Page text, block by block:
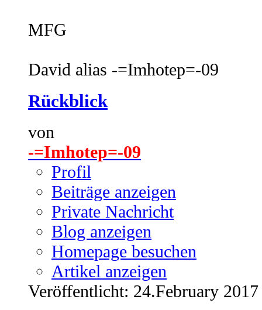
MFG
David alias -=Imhotep=-09
Rückblick
von
-=Imhotep=-09
Profil
Beiträge anzeigen
Private Nachricht
Blog anzeigen
Homepage besuchen
Artikel anzeigen
Veröffentlicht: 24.February